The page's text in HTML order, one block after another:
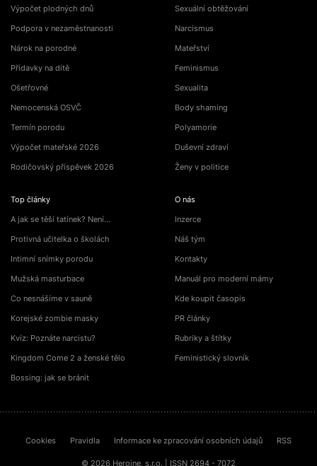
Výpočet plodných dnů
Podpora v nezaměstnanosti
Nárok na porodné
Přídavky na dítě
Ošetřovné
Nemocenská OSVČ
Termín porodu
Výpočet mateřské 2026
Rodičovský příspěvek 2026
Top články
A jak se těší tatínek? Není…
Protivná učitelka o školách
Intimní snímky porodu
Mužská masturbace
Co nesnášíme v sauně
Korejské zombie masky
Kvíz: Poznáte narcistu?
Kingdom Come 2 a ženské tělo
Bossing: jak se bránit
Sexuální obtěžování
Narcismus
Mateřství
Feminismus
Sexualita
Body shaming
Polyamorie
Duševní zdraví
Ženy v politice
O nás
Inzerce
Náš tým
Kontakty
Manuál pro moderní mámy
Kde koupit časopis
PR články
Rubriky a štítky
Feministický slovník
Cookies Pravidla Informace ke zpracování osobních údajů RSS
© 2026 Heroine, s.r.o. | ISSN 2694 - 7072